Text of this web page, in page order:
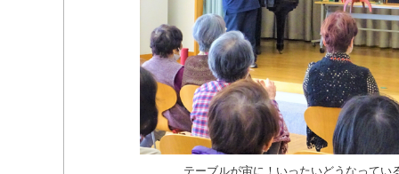
テーブルが宙に！いったいどうなってい